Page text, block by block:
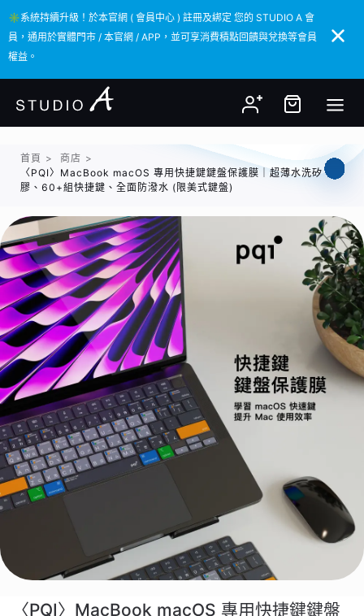
✳️系統持續升級！於本官網 ( 會員中心 ) 註冊及綁定 您的 STUDIO A 會
員，通用於實體門市 / 本官網 / APP，並可享消費積點回饋與兌換等會員
權益。
✳️系統持續升級！於本官網 ( 會員中心 ) 註冊及綁定 您的 STUDIO A 會
員，通用於實體門市 / 本官網 / APP，並可享消費積點回饋與兌換等會員
權益。
首頁 > 商店 >
〈PQI〉MacBook macOS 專用快捷鍵鍵盤保護膜｜超薄水洗矽
膠、60+組快捷鍵、全面防潑水 (限美式鍵盤)
〈PQI〉MacBook macOS 專用快捷鍵鍵盤